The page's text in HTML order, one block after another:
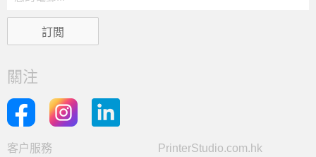
關注
客户服務
PrinterStudio.com.hk